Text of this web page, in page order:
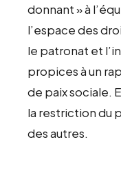
donnant » à
l’espace des
le patronat et
propices à un
de paix sociale.
la restriction du
des autres.